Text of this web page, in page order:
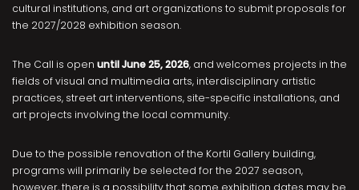
cultural institutions, and art organizations to submit proposals for
the 2027/2028 exhibition season.
The Call is open until June 25, 2026, and welcomes projects in the
fields of visual and multimedia arts, interdisciplinary artistic
practices, street art interventions, site-specific installations, and
art projects involving the local community.
Due to the possible renovation of the Kortil Gallery building,
programs will primarily be selected for the 2027 season,
however, there is a possibility that some exhibition dates may be